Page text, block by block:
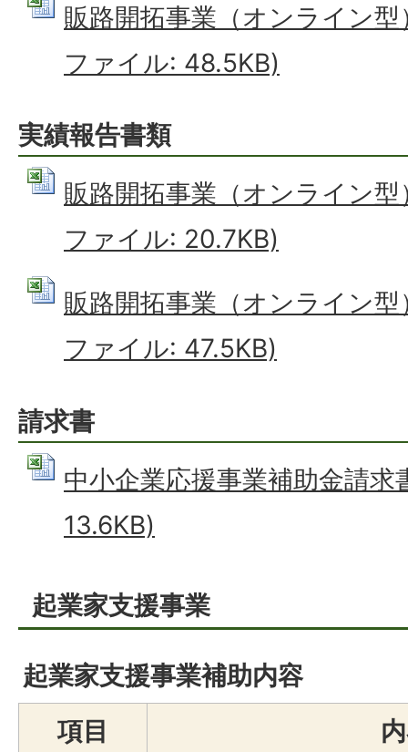
販路開拓事業（オンライン
ファイル: 48.5KB)
実績報告書類
販路開拓事業（オンライン
ファイル: 20.7KB)
販路開拓事業（オンライン
ファイル: 47.5KB)
請求書
中小企業応援事業補助金請
13.6KB)
起業家支援事業
起業家支援事業補助内容
項目